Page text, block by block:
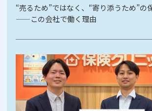
“売るため”ではなく、“寄り添うため”の
——この会社で働く理由